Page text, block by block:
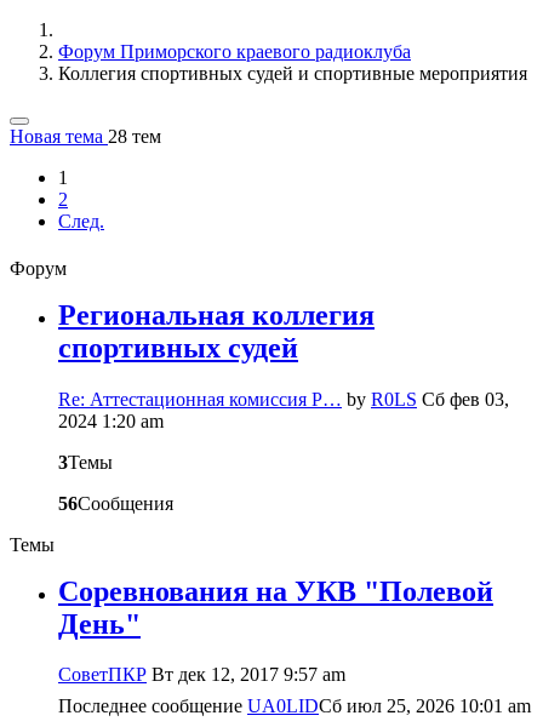
Форум Приморского краевого радиоклуба
Коллегия спортивных судей и спортивные мероприятия
Новая тема 28 тем
1
2
След.
Форум
Региональная коллегия
спортивных судей
Re: Аттестационная комиссия Р… by R0LS Сб фев 03,
2024 1:20 am
3Темы
56Сообщения
Темы
Соревнования на УКВ "Полевой
День"
CоветПКР Вт дек 12, 2017 9:57 am
Последнее сообщение UA0LIDСб июл 25, 2026 10:01 am